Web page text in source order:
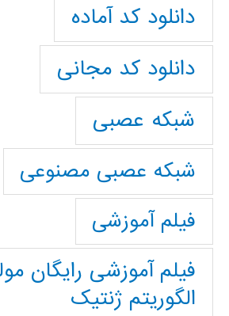
دانلود کد آماده
دانلود کد مجانی
شبکه عصبی
شبکه عصبی مصنوعی
فیلم آموزشی
فیلم آموزشی رایگان
الگوریتم ژنتیک